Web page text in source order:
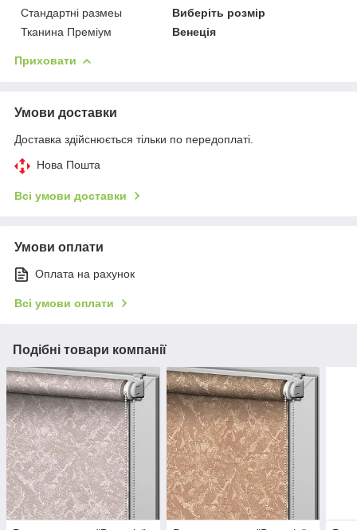
Стандартні размеы
Виберіть розмір
Тканина Преміум
Венеція
Приховати
Умови доставки
Доставка здійснюється тільки по передоплаті.
Нова Пошта
Всі умови доставки
Умови оплати
Оплата на рахунок
Всі умови оплати
Подібні товари компанії